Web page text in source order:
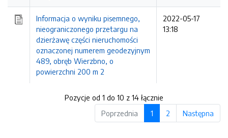
Informacja o wyniku pisemnego,
nieograniczonego przetargu na
dzierżawę części nieruchomości
oznaczonej numerem geodezyjnym
489, obręb Wierzbno, o
powierzchni 200 m 2
2022-05-17
13:18
Pozycje od 1 do 10 z 14 łącznie
Poprzednia
1 2 Następna